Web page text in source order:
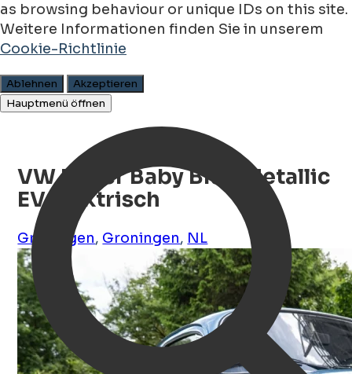
as browsing behaviour or unique IDs on this site.
Weitere Informationen finden Sie in unserem
Cookie-Richtlinie
Ablehnen
Akzeptieren
Hauptmenü öffnen
VW Kever Baby Blue Metallic
EV Elektrisch
Groningen, Groningen, NL